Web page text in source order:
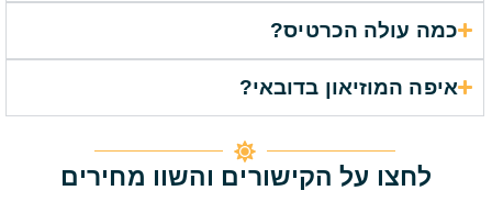
כמה עולה הכרטיס?
איפה המוזיאון בדובאי?
לחצו על הקישורים והשוו מחירים